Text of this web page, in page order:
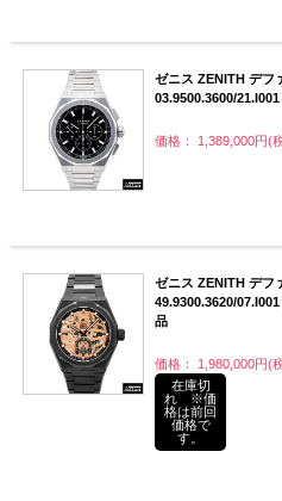
ゼニス ZENITH デフ
03.9500.3600/
価格： 1,389,000円(
ゼニス ZENITH デフ
49.9300.3620/
品
価格： 1,980,000円(
在庫切
れ ※価
格は前回
価格で
す。